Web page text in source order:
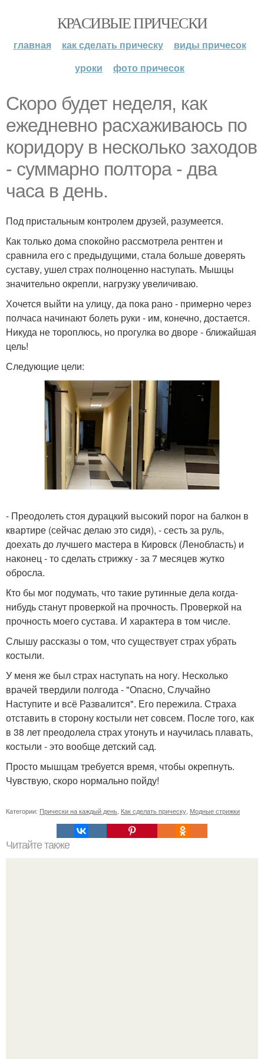
КРАСИВЫЕ ПРИЧЕСКИ
главная как сделать прическу
виды причесок
уроки
фото причесок
Скоро будет неделя, как
ежедневно расхаживаюсь по
коридору в несколько заходов
- суммарно полтора - два
часа в день.
Под пристальным контролем друзей, разумеется.
Как только дома спокойно рассмотрела рентген и
сравнила его с предыдущими, стала больше доверять
суставу, ушел страх полноценно наступать. Мышцы
значительно окрепли, нагрузку увеличиваю.
Хочется выйти на улицу, да пока рано - примерно через
полчаса начинают болеть руки - им, конечно, достается.
Никуда не тороплюсь, но прогулка во дворе - ближайшая
цель!
Следующие цели:
- Преодолеть стоя дурацкий высокий порог на балкон в
квартире (сейчас делаю это сидя), - сесть за руль,
доехать до лучшего мастера в Кировск (Ленобласть) и
наконец - то сделать стрижку - за 7 месяцев жутко
обросла.
Кто бы мог подумать, что такие рутинные дела когда-
нибудь станут проверкой на прочность. Проверкой на
прочность моего сустава. И характера в том числе.
Слышу рассказы о том, что существует страх убрать
костыли.
У меня же был страх наступать на ногу. Несколько
врачей твердили полгода - "Опасно, Случайно
Наступите и всё Развалится". Его пережила. Страха
отставить в сторону костыли нет совсем. После того, как
в 38 лет преодолела страх утонуть и научилась плавать,
костыли - это вообще детский сад.
Просто мышцам требуется время, чтобы окрепнуть.
Чувствую, скоро нормально пойду!
Категории: Прически на каждый день Как сделать прическу Модные стрижки
Читайте также